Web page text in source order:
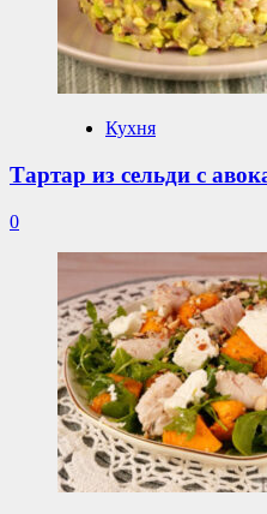
Кухня
Тартар из сельди с
0